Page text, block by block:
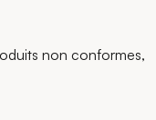
non conformes,